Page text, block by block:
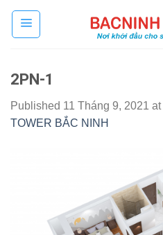
Skip
2PN-1
Published 11 Tháng 9, 2021 at
TOWER BẮC NINH